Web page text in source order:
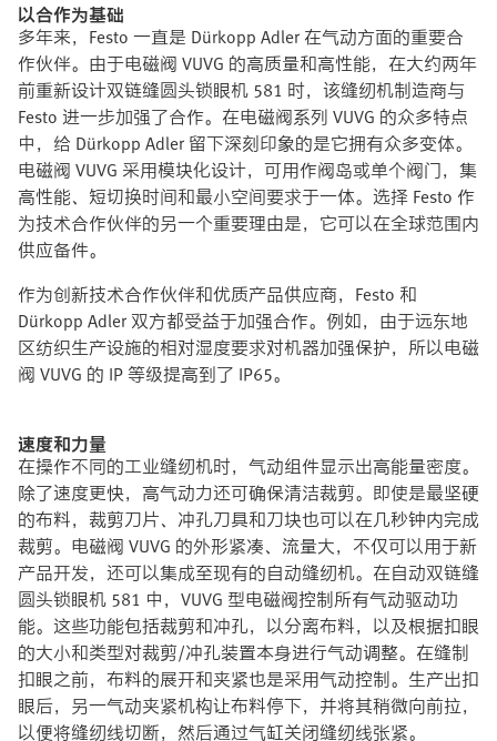
以合作为基础
多年来，Festo 一直是 Dürkopp Adler 在气动方面的重要合
作伙伴。由于电磁阀 VUVG 的高质量和高性能，在大约两年
前重新设计双链缝圆头锁眼机 581 时，该缝纫机制造商与
Festo 进一步加强了合作。在电磁阀系列 VUVG 的众多特点
中，给 Dürkopp Adler 留下深刻印象的是它拥有众多变体。
电磁阀 VUVG 采用模块化设计，可用作阀岛或单个阀门，集
高性能、短切换时间和最小空间要求于一体。选择 Festo 作
为技术合作伙伴的另一个重要理由是，它可以在全球范围内
供应备件。
作为创新技术合作伙伴和优质产品供应商，Festo 和
Dürkopp Adler 双方都受益于加强合作。例如，由于远东地
区纺织生产设施的相对湿度要求对机器加强保护，所以电磁
阀 VUVG 的 IP 等级提高到了 IP65。
速度和力量
在操作不同的工业缝纫机时，气动组件显示出高能量密度。
除了速度更快，高气动力还可确保清洁裁剪。即使是最坚硬
的布料，裁剪刀片、冲孔刀具和刀块也可以在几秒钟内完成
裁剪。电磁阀 VUVG 的外形紧凑、流量大，不仅可以用于新
产品开发，还可以集成至现有的自动缝纫机。在自动双链缝
圆头锁眼机 581 中，VUVG 型电磁阀控制所有气动驱动功
能。这些功能包括裁剪和冲孔，以分离布料，以及根据扣眼
的大小和类型对裁剪/冲孔装置本身进行气动调整。在缝制
扣眼之前，布料的展开和夹紧也是采用气动控制。生产出扣
眼后，另一气动夹紧机构让布料停下，并将其稍微向前拉，
以便将缝纫线切断，然后通过气缸关闭缝纫线张紧。